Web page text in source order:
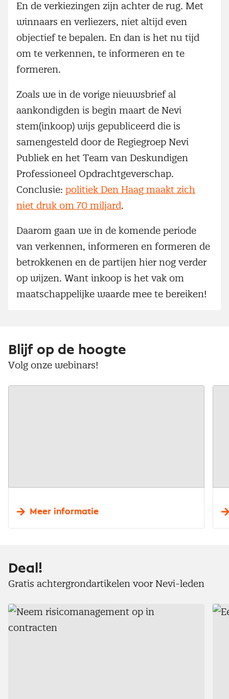
En de verkiezingen zijn achter de rug. Met
winnaars en verliezers, niet altijd even
objectief te bepalen. En dan is het nu tijd
om te verkennen, te informeren en te
formeren.
Zoals we in de vorige nieuwsbrief al
aankondigden is begin maart de Nevi
stem(inkoop) wijs gepubliceerd die is
samengesteld door de Regiegroep Nevi
Publiek en het Team van Deskundigen
Professioneel Opdrachtgeverschap.
Conclusie: politiek Den Haag maakt zich
niet druk om 70 miljard.
Daarom gaan we in de komende periode
van verkennen, informeren en formeren de
betrokkenen en de partijen hier nog verder
op wijzen. Want inkoop is het vak om
maatschappelijke waarde mee te bereiken!
Blijf op de hoogte
Volg onze webinars!
Meer informatie
Deal!
Gratis achtergrondartikelen voor Nevi-leden